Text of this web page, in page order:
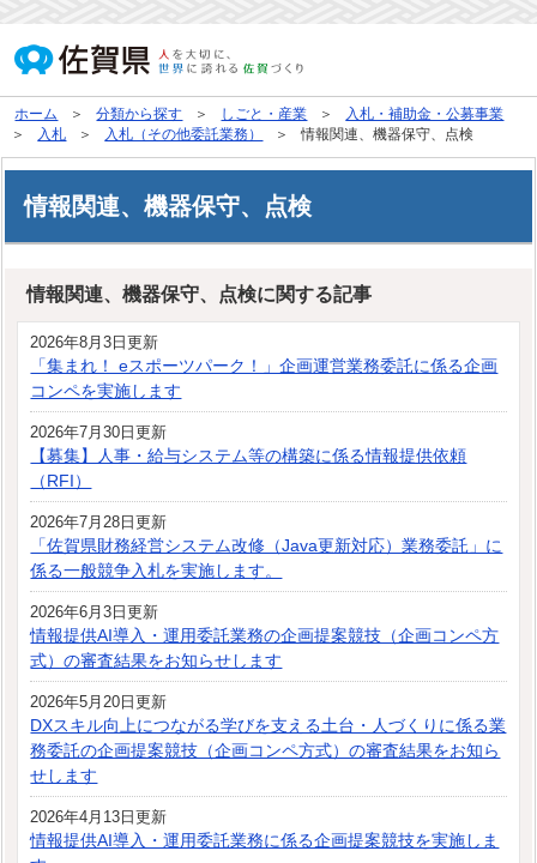
ホーム 分類から探す しごと・産業
入札・補助金・公募事業
入札
入札（その他委託業務） 情報関連、機器保守、点検
情報関連、機器保守、点検
情報関連、機器保守、点検に関する記事
2026年8月3日更新
「集まれ！ eスポーツパーク！」企画運営業務委託に係る企画
コンペを実施します
2026年7月30日更新
【募集】人事・給与システム等の構築に係る情報提供依頼
（RFI）
2026年7月28日更新
「佐賀県財務経営システム改修（Java更新対応）業務委託」に
係る一般競争入札を実施します。
2026年6月3日更新
情報提供AI導入・運用委託業務の企画提案競技（企画コンペ方
式）の審査結果をお知らせします
2026年5月20日更新
DXスキル向上につながる学びを支える土台・人づくりに係る業
務委託の企画提案競技（企画コンペ方式）の審査結果をお知ら
せします
2026年4月13日更新
情報提供AI導入・運用委託業務に係る企画提案競技を実施しま